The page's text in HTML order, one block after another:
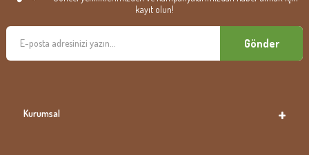
kayıt olun!
Gönder
Kurumsal